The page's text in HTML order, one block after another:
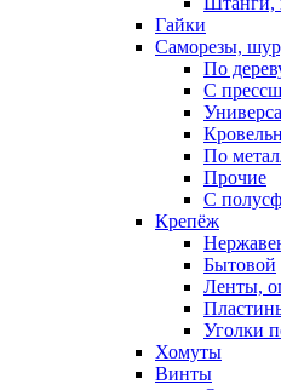
Гайки
Саморезы,
По
С
По
Прочие
С
Крепёж
Бытовой
Ленты,
Уголки
Хомуты
Винты